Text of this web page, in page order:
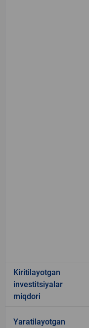
Kiritilayotgan
investitsiyalar
miqdori
Yaratilayotgan